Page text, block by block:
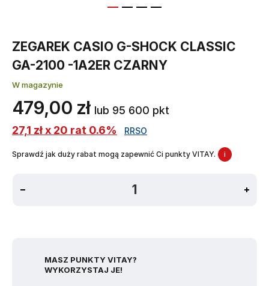
ZEGAREK CASIO G-SHOCK CLASSIC
GA-2100 -1A2ER CZARNY
W magazynie
479,00 zł lub 95 600 pkt
27,1 zł x 20 rat 0.6%
RRSO
Sprawdź jak duży rabat mogą zapewnić Ci punkty VITAY. i
MASZ PUNKTY VITAY?
WYKORZYSTAJ JE!